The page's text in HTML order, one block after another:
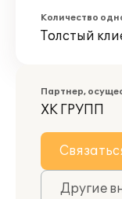
Количество
Толстый
Партнер,
ХК ГРУПП
Другие